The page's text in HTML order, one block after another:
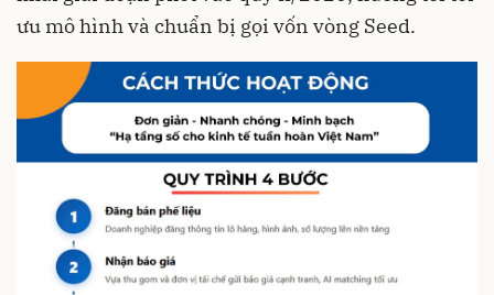
ưu mô hình và chuẩn bị gọi vốn vòng Seed.